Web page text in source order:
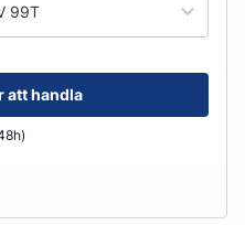
99T
att handla